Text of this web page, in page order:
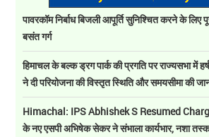
पावरकॉम निर्बाध बिजली आपूर्ति सुनिश्चित करने के लिए
बसंत गर्ग
हिमाचल के बल्क ड्रग पार्क की प्रगति पर राज्यसभा में
ने दी परियोजना की विस्तृत स्थिति और समयसीमा की
Himachal: IPS Abhishek S Resumed
के नए एसपी अभिषेक सेकर ने संभाला कार्यभार, नशा